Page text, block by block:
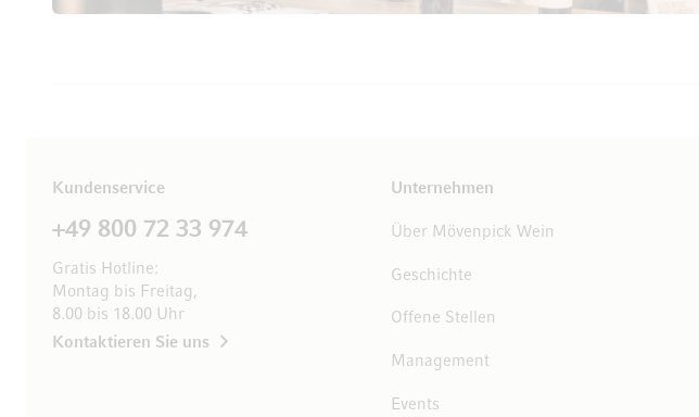
Kundenservice
+49 800 72 33 974
Gratis Hotline:
Montag bis Freitag,
8.00 bis 18.00 Uhr
Kontaktieren Sie uns
Unternehmen
Über Mövenpick Wein
Geschichte
Offene Stellen
Management
Events